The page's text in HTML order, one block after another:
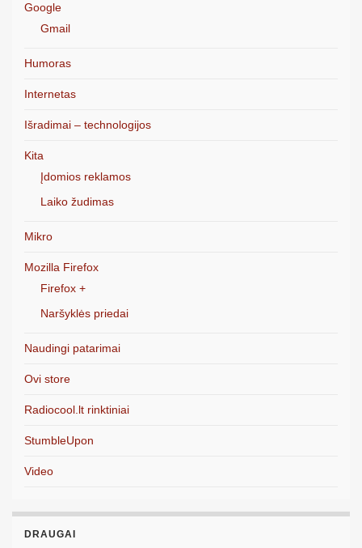
Google
Gmail
Humoras
Internetas
Išradimai – technologijos
Kita
Įdomios reklamos
Laiko žudimas
Mikro
Mozilla Firefox
Firefox +
Naršyklės priedai
Naudingi patarimai
Ovi store
Radiocool.lt rinktiniai
StumbleUpon
Video
DRAUGAI